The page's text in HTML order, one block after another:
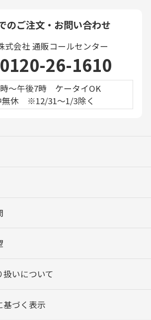
のご注文・お問い合わせ
式会社 通販コールセンター
0120-26-1610
～午後7時 ケータイOK
無休 ※12/31～1/3除く
いについて
基づく表示